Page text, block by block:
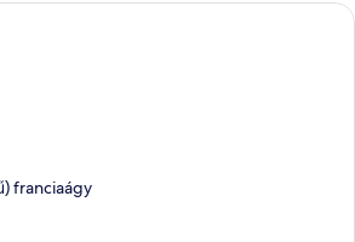
Egy modern szállodai szoba,
franciaágy